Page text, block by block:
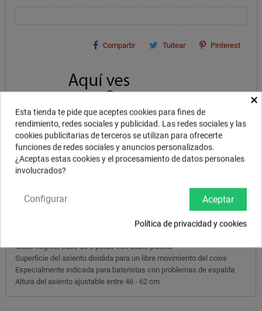
Compartir Tuitear Pinterest
DESCRIPCIÓN
lados negros, base de 3 patas con doble pletina
Superficie del asiento dividida para un libre movimiento del coxis
Especialmente indicada para bateristas con problemas de espalda
Altura del asiento ajustable entre 46 - 62 cm
×
Esta tienda te pide que aceptes cookies para fines de
rendimiento, redes sociales y publicidad. Las redes sociales y las
cookies publicitarias de terceros se utilizan para ofrecerte
funciones de redes sociales y anuncios personalizados.
¿Aceptas estas cookies y el procesamiento de datos personales
involucrados?
Aceptar
Configurar
Política de privacidad y cookies